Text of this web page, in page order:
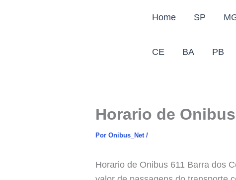
Home SP
CE BA PB
Horario de
Por Onibus_Net /
Horario de Onibus 611 Barra dos